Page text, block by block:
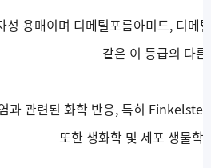
성 용매이며 디메틸포름아미드, 디
같은 이 등급의 다
과 관련된 화학 반응, 특히
또한 생화학 및 세포 생물학